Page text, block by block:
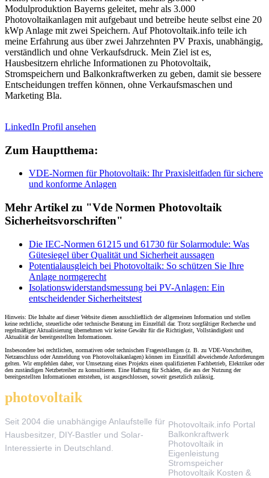
Modulproduktion Bayerns geleitet, mehr als 3.000
Photovoltaikanlagen mit aufgebaut und betreibe heute selbst eine 20
kWp Anlage mit zwei Speichern. Auf Photovoltaik.info teile ich
meine Erfahrung aus über zwei Jahrzehnten PV Praxis, unabhängig,
verständlich und ohne Verkaufsdruck. Mein Ziel ist es,
Hausbesitzern ehrliche Informationen zu Photovoltaik,
Stromspeichern und Balkonkraftwerken zu geben, damit sie bessere
Entscheidungen treffen können, ohne Verkaufsmaschen und
Marketing Bla.
LinkedIn Profil ansehen
Zum Hauptthema:
VDE-Normen für Photovoltaik: Ihr Praxisleitfaden für sichere
und konforme Anlagen
Mehr Artikel zu "Vde Normen Photovoltaik
Sicherheitsvorschriften"
Die IEC-Normen 61215 und 61730 für Solarmodule: Was
Gütesiegel über Qualität und Sicherheit aussagen
Potentialausgleich bei Photovoltaik: So schützen Sie Ihre
Anlage normgerecht
Isolationswiderstandsmessung bei PV-Anlagen: Ein
entscheidender Sicherheitstest
Hinweis: Die Inhalte auf dieser Website dienen ausschließlich der allgemeinen Information und stellen
keine rechtliche, steuerliche oder technische Beratung im Einzelfall dar. Trotz sorgfältiger Recherche und
regelmäßiger Aktualisierung übernehmen wir keine Gewähr für die Richtigkeit, Vollständigkeit und
Aktualität der bereitgestellten Informationen.
Insbesondere bei rechtlichen, normativen oder technischen Fragestellungen (z. B. zu VDE-Vorschriften,
Netzanschluss oder Anmeldung von Photovoltaikanlagen) können im Einzelfall abweichende Anforderungen
gelten. Wir empfehlen daher, vor Umsetzung eines Projekts einen qualifizierten Fachbetrieb, Elektriker oder
den zuständigen Netzbetreiber zu konsultieren. Eine Haftung für Schäden, die aus der Nutzung der
bereitgestellten Informationen entstehen, ist ausgeschlossen, soweit gesetzlich zulässig.
photovoltaik
Seit 2004 die unabhängige Anlaufstelle für
Hausbesitzer, DIY-Bastler und Solar-
Interessierte in Deutschland.
Photovoltaik.info Portal
Balkonkraftwerk
Photovoltaik in
Eigenleistung
Stromspeicher
Photovoltaik Kosten &